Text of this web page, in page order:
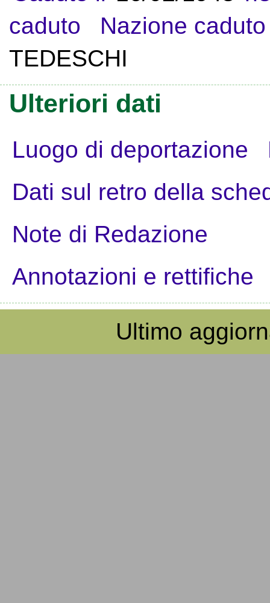
caduto
Nazione caduto
TEDESCHI
Ulteriori dati
Luogo di deportazione
Dati sul retro della
Note di Redazione
Annotazioni e rettifiche
Ultimo